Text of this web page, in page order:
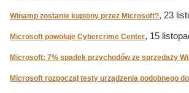
Winamp zostanie kupiony przez Microsoft?, 23
Microsoft powołuje Cybercrime Center, 15
Microsoft: 7% spadek przychodów ze sprzedaży
Microsoft rozpoczął testy urządzenia podobnego